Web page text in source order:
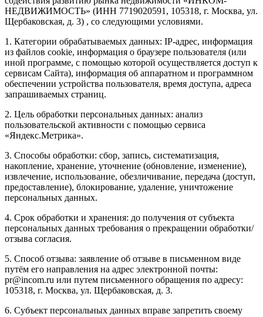
НЕДВИЖИМОСТЬ» (ИНН 7719020591, 105318, г. Москва, ул.
Щербаковская, д. 3) , со следующими условиями.
1. Категории обрабатываемых данных: IP-адрес, информация
из файлов cookie, информация о браузере пользователя (или
иной программе, с помощью которой осуществляется доступ к
сервисам Сайта), информация об аппаратном и программном
обеспечении устройства пользователя, время доступа, адреса
запрашиваемых страниц.
2. Цель обработки персональных данных: анализ
пользовательской активности с помощью сервиса
«Яндекс.Метрика».
3. Способы обработки: сбор, запись, систематизация,
накопление, хранение, уточнение (обновление, изменение),
извлечение, использование, обезличивание, передача (доступ,
предоставление), блокирование, удаление, уничтожение
персональных данных.
4. Срок обработки и хранения: до получения от субъекта
персональных данных требования о прекращении обработки/
отзыва согласия.
5. Способ отзыва: заявление об отзыве в письменном виде
путём его направления на адрес электронной почты:
pr@incom.ru или путем письменного обращения по адресу:
105318, г. Москва, ул. Щербаковская, д. 3.
6. Субъект персональных данных вправе запретить своему